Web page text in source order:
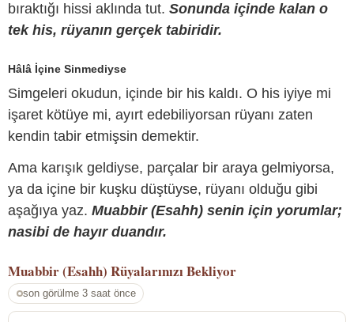
bıraktığı hissi aklında tut. Sonunda içinde kalan o
tek his, rüyanın gerçek tabiridir.
Hâlâ İçine Sinmediyse
Simgeleri okudun, içinde bir his kaldı. O his iyiye mi
işaret kötüye mi, ayırt edebiliyorsan rüyanı zaten
kendin tabir etmişsin demektir.
Ama karışık geldiyse, parçalar bir araya gelmiyorsa,
ya da içine bir kuşku düştüyse, rüyanı olduğu gibi
aşağıya yaz. Muabbir (Esahh) senin için yorumlar;
nasibi de hayır duandır.
Muabbir (Esahh) Rüyalarınızı Bekliyor
son görülme 3 saat önce